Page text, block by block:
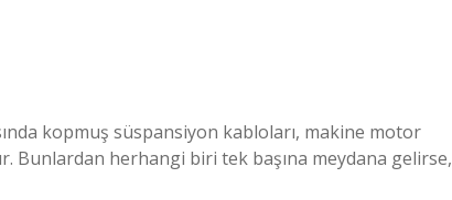
kopmuş süspansiyon kabloları, makine motor
Bunlardan herhangi biri tek başına meydana gelirse,